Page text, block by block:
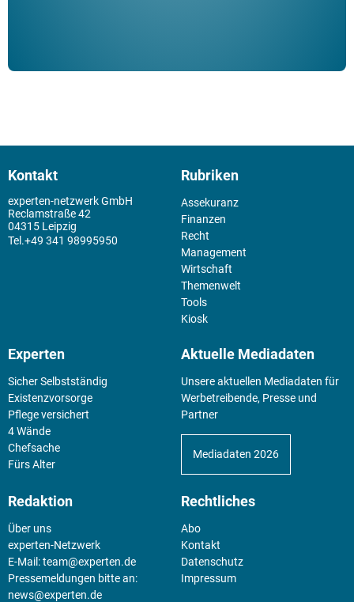
Kontakt
experten-netzwerk GmbH
Reclamstraße 42
04315 Leipzig
+49 341 98995950
Rubriken
Assekuranz
Finanzen
Recht
Management
Wirtschaft
Themenwelt
Tools
Kiosk
Experten
Sicher Selbstständig
Existenz­vorsorge
Pflege versichert
4 Wände
Chefsache
Fürs Alter
Aktuelle Mediadaten
Unsere aktuellen Mediadaten für
Werbetreibende, Presse und
Partner
Mediadaten 2026
Redaktion
Über uns
experten-Netzwerk
E-Mail:team@experten.de
Pressemeldungen bitte an:
news@experten.de
Rechtliches
Abo
Kontakt
Datenschutz
Impressum